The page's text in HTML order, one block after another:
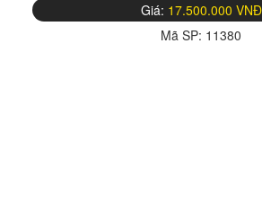
Giá: 17.500.000 VNĐ
Mã SP: 11380